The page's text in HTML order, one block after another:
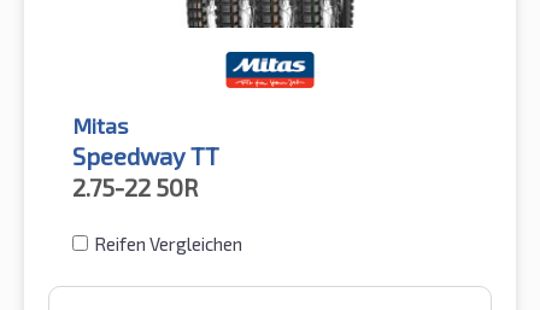
Mitas
Speedway TT
2.75-22 50R
Reifen Vergleichen